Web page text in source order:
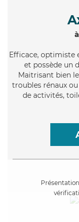
Efficace, optimiste
et possède un
Maitrisant bien
troubles rénaux
de activités,